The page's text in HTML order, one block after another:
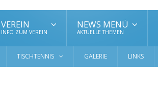
VEREIN
INFO ZUM VEREIN
NEWS MENÜ
AKTUELLE THEMEN
TISCHTENNIS GALERIE LINKS